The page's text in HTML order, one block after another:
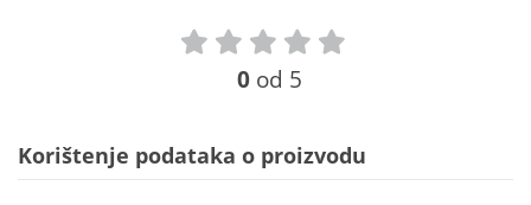
0 od 5
Korištenje podataka o proizvodu